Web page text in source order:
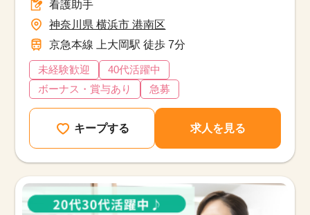
看護助手
神奈川県 横浜市 港南区
京急本線 上大岡駅 徒歩 7分
未経験歓迎
40代活躍中
ボーナス・賞与あり
急募
キープする 求人を見る